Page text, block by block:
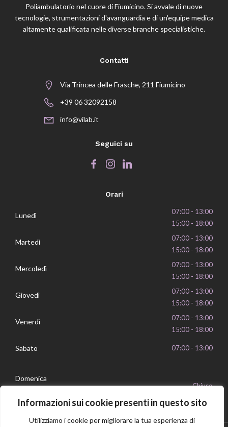
Informazioni sui cookie presenti in questo sito
Utilizziamo i cookie per migliorare la tua esperienza di
Poliambulatorio nel cuore di Fiumicino. Si avvale di nuove
tecnologie, strumentazioni d'avanguardia e di un'equipe medica
altamente qualificata nelle diverse branche specialistiche.
Contatti
Via Trincea delle Frasche, 211 Fiumicino
+39 06 32092158
info@vilab.it
Seguici su
Orari
Lunedì
07:00 - 13:00
15:00 - 18:00
Martedì
07:00 - 13:00
15:00 - 18:00
Mercoledì
07:00 - 13:00
15:00 - 18:00
Giovedì
07:00 - 13:00
15:00 - 18:00
Venerdì
07:00 - 13:00
15:00 - 18:00
Sabato 07:00 - 13:00
Domenica
Chiuso